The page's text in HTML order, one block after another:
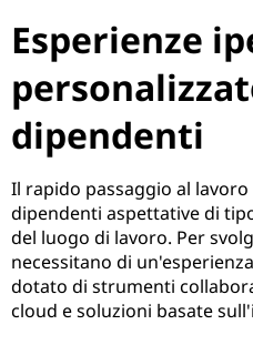
Esperienze
dipendenti
Il rapido passaggio al
dipendenti aspettative di
del luogo di lavoro. Per
necessitano di
dotato di strumenti
cloud e soluzioni basate